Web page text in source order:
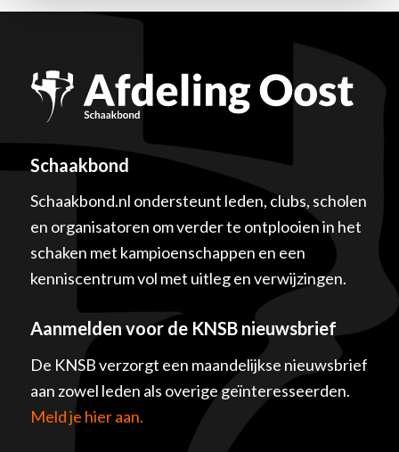
Schaakbond
Schaakbond.nl ondersteunt leden, clubs, scholen
en organisatoren om verder te ontplooien in het
schaken met kampioenschappen en een
kenniscentrum vol met uitleg en verwijzingen.
Aanmelden voor de KNSB nieuwsbrief
De KNSB verzorgt een maandelijkse nieuwsbrief
aan zowel leden als overige geïnteresseerden.
Meld je hier aan.